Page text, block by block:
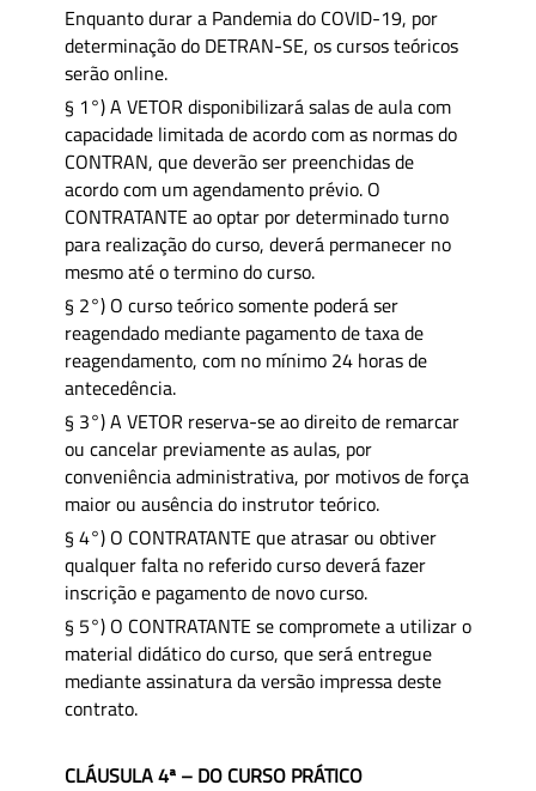
Enquanto durar a Pandemia do COVID-19, por
determinação do DETRAN-SE, os cursos teóricos
serão online.
§ 1°) A VETOR disponibilizará salas de aula com
capacidade limitada de acordo com as normas do
CONTRAN, que deverão ser preenchidas de
acordo com um agendamento prévio. O
CONTRATANTE ao optar por determinado turno
para realização do curso, deverá permanecer no
mesmo até o termino do curso.
§ 2°) O curso teórico somente poderá ser
reagendado mediante pagamento de taxa de
reagendamento, com no mínimo 24 horas de
antecedência.
§ 3°) A VETOR reserva-se ao direito de remarcar
ou cancelar previamente as aulas, por
conveniência administrativa, por motivos de força
maior ou ausência do instrutor teórico.
§ 4°) O CONTRATANTE que atrasar ou obtiver
qualquer falta no referido curso deverá fazer
inscrição e pagamento de novo curso.
§ 5°) O CONTRATANTE se compromete a utilizar o
material didático do curso, que será entregue
mediante assinatura da versão impressa deste
contrato.
CLÁUSULA 4ª – DO CURSO PRÁTICO